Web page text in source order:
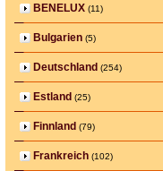
BENELUX (11)
Bulgarien (5)
Deutschland (254)
Estland (25)
Finnland (79)
Frankreich (102)